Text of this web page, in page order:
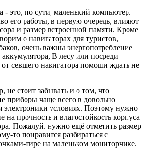
- это, по сути, маленький компьютер.
его работы, в первую очередь, влияют
и размер встроенной памяти. Кроме
о навигаторах для туристов,
очень важны энергопотребление
В лесу или посреди
севшего навигатора помощи ждать не
не стоит забывать и о том, что
приборы чаще всего в довольно
электроники условиях. Поэтому нужно
на прочность и влагостойкость корпуса
Пожалуй, нужно ещё отметить размер
то понравится разбираться с
тире на маленьком мониторчике.